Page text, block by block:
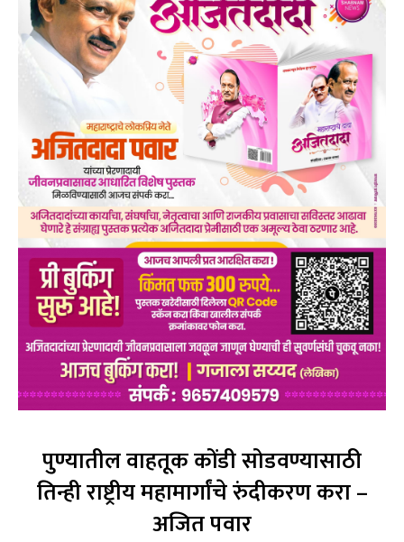
पुण्यातील वाहतूक कोंडी सोडवण्यासाठी
तिन्ही राष्ट्रीय महामार्गांचे रुंदीकरण करा –
अजित पवार